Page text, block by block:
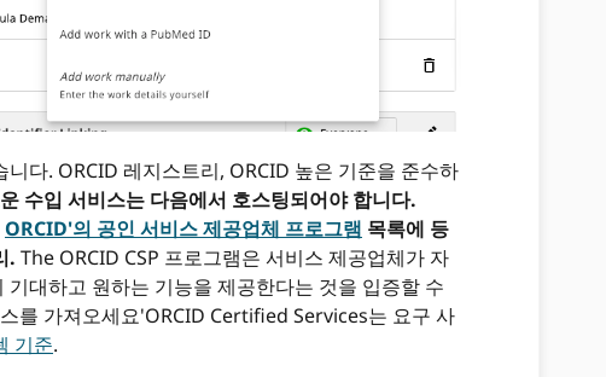
다. ORCID 레지스트리, ORCID 높은 기준을 준수하
수입 서비스는 다음에서 호스팅되어야 합니다.
ORCID'의 공인 서비스 제공업체 프로그램 목록에 등
. The ORCID CSP 프로그램은 서비스 제공업체가 자
대하고 원하는 기능을 제공한다는 것을 입증할 수
를 가져오세요'ORCID Certified Services는 요구 사
기준.